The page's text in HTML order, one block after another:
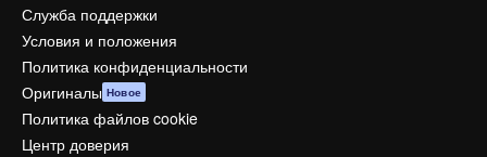
Служба поддержки
Условия и положения
Политика конфиденциальности
Оригиналы Новое
Политика файлов cookie
Центр доверия